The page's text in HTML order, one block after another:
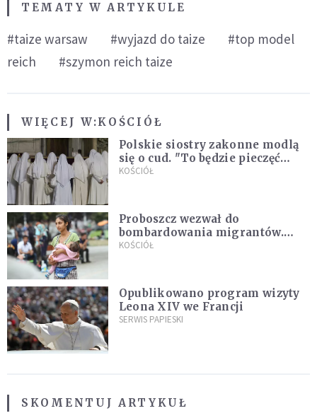
TEMATY W ARTYKULE
#taize warsaw #wyjazd do taize
#top model
reich
#szymon reich taize
WIĘCEJ W:KOŚCIÓŁ
Polskie siostry zakonne modlą
się o cud. "To będzie pieczęć
Pana Boga dla naszej wiary"
KOŚCIÓŁ
Proboszcz wezwał do
bombardowania migrantów.
"Masowy ogień przeciwko
KOŚCIÓŁ
Opublikowano program wizyty
Leona XIV we Francji
SERWIS PAPIESKI
SKOMENTUJ ARTYKUŁ